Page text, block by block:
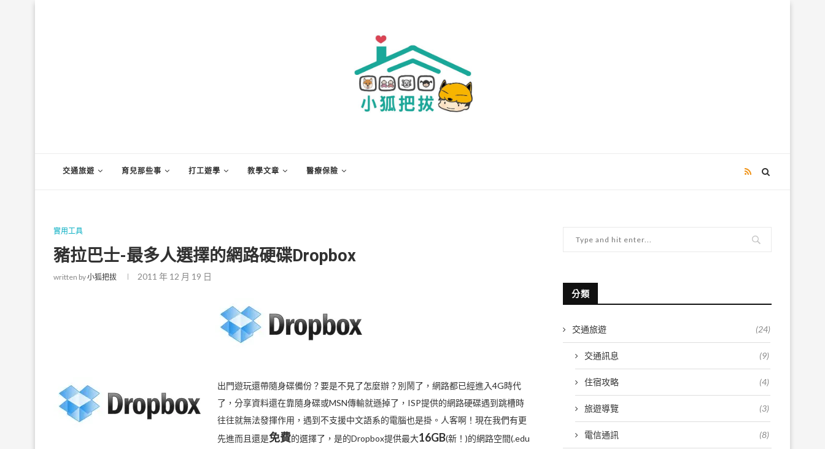
交通旅遊 育兒那些事 打工遊學 教學文章 醫療保險
實用工具
豬拉巴士-最多人選擇的網路硬碟Dropbox
written by小狐把拔 2011 年 12 月 19 日
出門遊玩還帶隨身碟備份？要是不見了怎麼辦？別鬧了，網路都已經進入4G時代
了，分享資料還在靠隨身碟或MSN傳輸就遜掉了，ISP提供的網路硬碟遇到跳槽時
往往就無法發揮作用，遇到不支援中文語系的電腦也是掛。人客啊！現在我們有更
先進而且還是免費的選擇了，是的Dropbox提供最大16GB(新！)的網路空間(.edu
分類
交通旅遊 (24)
交通訊息 (9)
住宿攻略 (4)
旅遊導覽 (3)
電信通訊 (8)